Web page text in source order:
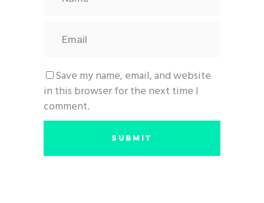
Save my name, email, and website
in this browser for the next time I
comment.